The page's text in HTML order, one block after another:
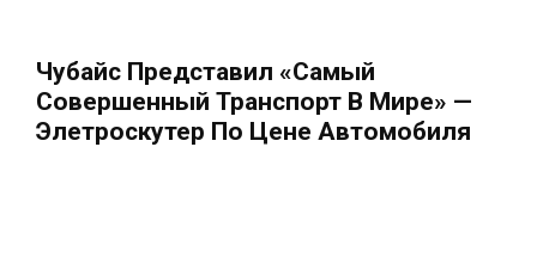
Чубайс Представил «самый
Совершенный Транспорт В Мире» —
Элетроскутер По Цене Автомобиля